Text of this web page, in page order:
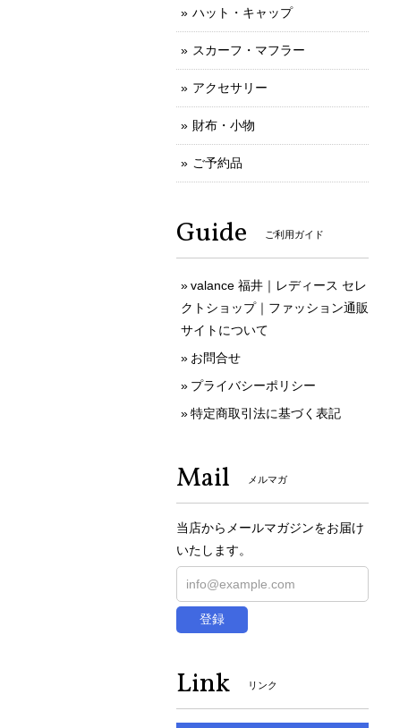
ハット・キャップ
スカーフ・マフラー
アクセサリー
財布・小物
ご予約品
Guide ご利用ガイド
valance 福井｜レディース セレ
クトショップ｜ファッション通販
サイトについて
お問合せ
プライバシーポリシー
特定商取引法に基づく表記
Mail メルマガ
当店からメールマガジンをお届け
いたします。
登録
Link リンク